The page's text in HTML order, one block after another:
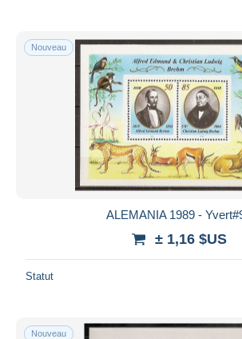
Nouveau
ALEMANIA 1989 -
± 1,16 $US
Statut
Nouveau